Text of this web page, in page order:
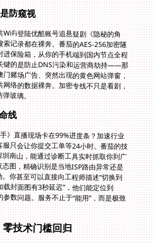
防窥视
WiFi登陆优酷账号追悬疑剧《隐秘的角
记录都在裸奔。番茄的AES-256加密隧
保险箱，从你的手机端到国内节点全程
键的是防止DNS污染和运营商劫持——那
赌场广告、突然出现的黄色网站弹窗，
络的数据裸奔。加密专线不只是看剧，
弹玻璃。
线
》直播现场卡在99%进度条？加速行业
只会让你提交工单等24小时。番茄的技
南山，能通过诊断工具实时抓取你到广
图，精确识别是当地ISP路由异常还是
你甚至可以直接向工程师描述“切换到
载封面图有3秒延迟”，他们能定位到
数问题。服务不止于“能用”，而是极致
技术门槛回归